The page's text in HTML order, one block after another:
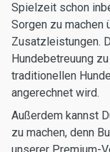
Spielzeit schon
Sorgen zu
Zusatzleistungen.
Hundebetreuung
traditionellen
angerechnet wird.
Außerdem kannst
zu machen, denn